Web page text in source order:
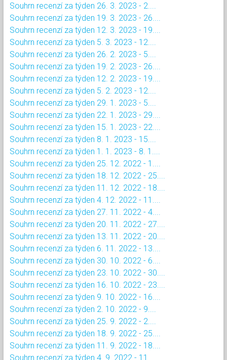
Souhrn recenzí za týden 26. 3. 2023 - 2....
Souhrn recenzí za týden 19. 3. 2023 - 26....
Souhrn recenzí za týden 12. 3. 2023 - 19....
Souhrn recenzí za týden 5. 3. 2023 - 12....
Souhrn recenzí za týden 26. 2. 2023 - 5....
Souhrn recenzí za týden 19. 2. 2023 - 26....
Souhrn recenzí za týden 12. 2. 2023 - 19....
Souhrn recenzí za týden 5. 2. 2023 - 12....
Souhrn recenzí za týden 29. 1. 2023 - 5....
Souhrn recenzí za týden 22. 1. 2023 - 29....
Souhrn recenzí za týden 15. 1. 2023 - 22....
Souhrn recenzí za týden 8. 1. 2023 - 15....
Souhrn recenzí za týden 1. 1. 2023 - 8. 1....
Souhrn recenzí za týden 25. 12. 2022 - 1....
Souhrn recenzí za týden 18. 12. 2022 - 25....
Souhrn recenzí za týden 11. 12. 2022 - 18....
Souhrn recenzí za týden 4. 12. 2022 - 11....
Souhrn recenzí za týden 27. 11. 2022 - 4....
Souhrn recenzí za týden 20. 11. 2022 - 27....
Souhrn recenzí za týden 13. 11. 2022 - 20....
Souhrn recenzí za týden 6. 11. 2022 - 13....
Souhrn recenzí za týden 30. 10. 2022 - 6....
Souhrn recenzí za týden 23. 10. 2022 - 30....
Souhrn recenzí za týden 16. 10. 2022 - 23....
Souhrn recenzí za týden 9. 10. 2022 - 16....
Souhrn recenzí za týden 2. 10. 2022 - 9....
Souhrn recenzí za týden 25. 9. 2022 - 2....
Souhrn recenzí za týden 18. 9. 2022 - 25....
Souhrn recenzí za týden 11. 9. 2022 - 18....
Souhrn recenzí za týden 4. 9. 2022 - 11....